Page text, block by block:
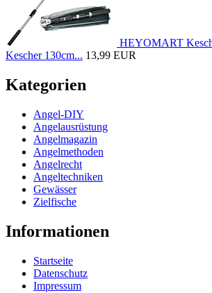
HEYOMART
Kescher 130cm... 13,99 EUR
Kategorien
Angel-DIY
Angelausrüstung
Angelmagazin
Angelmethoden
Angelrecht
Angeltechniken
Gewässer
Zielfische
Informationen
Startseite
Datenschutz
Impressum